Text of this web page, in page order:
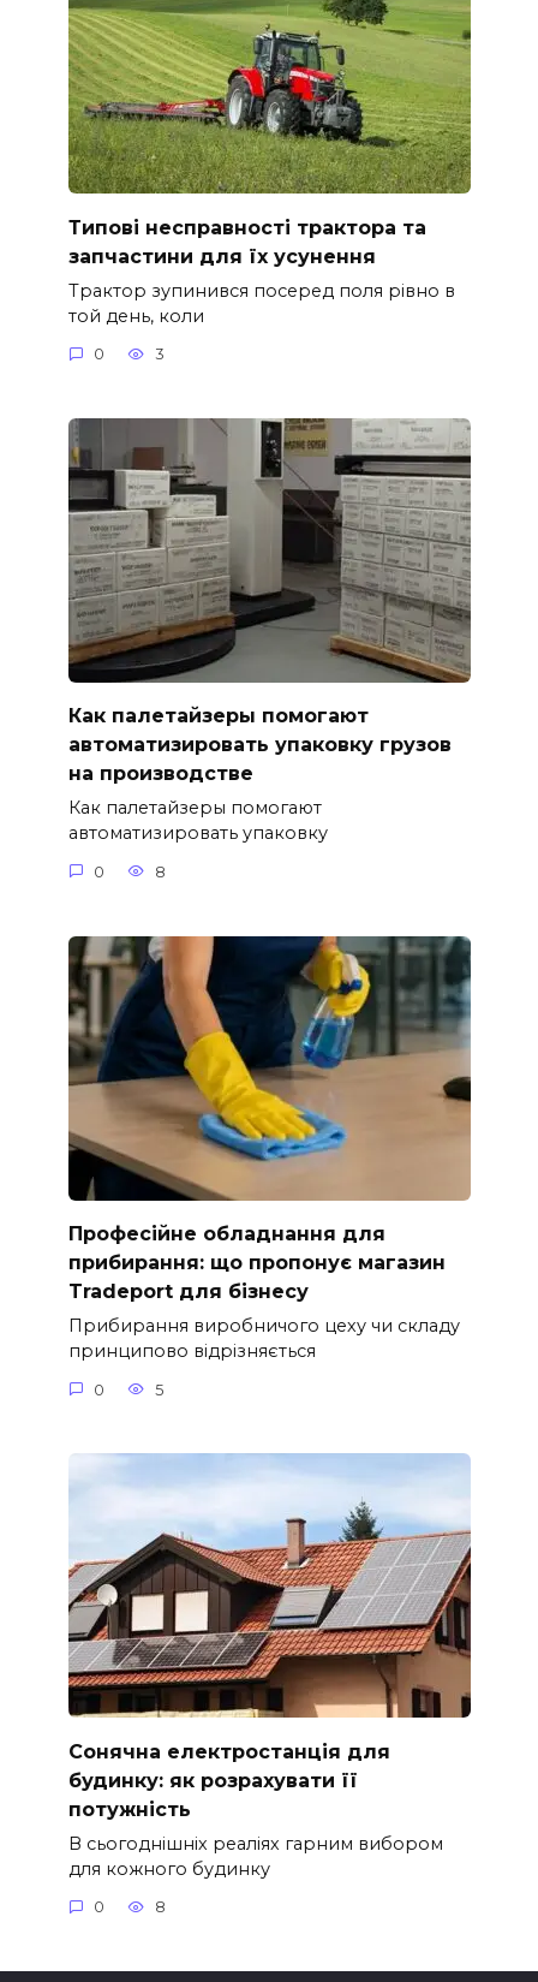
Типові несправності трактора та
запчастини для їх усунення
Трактор зупинився посеред поля рівно в
той день, коли
0 3
Как палетайзеры помогают
автоматизировать упаковку грузов
на производстве
Как палетайзеры помогают
автоматизировать упаковку
0 8
Професійне обладнання для
прибирання: що пропонує магазин
Tradeport для бізнесу
Прибирання виробничого цеху чи складу
принципово відрізняється
0 5
Сонячна електростанція для
будинку: як розрахувати її
потужність
В сьогоднішніх реаліях гарним вибором
для кожного будинку
0 8